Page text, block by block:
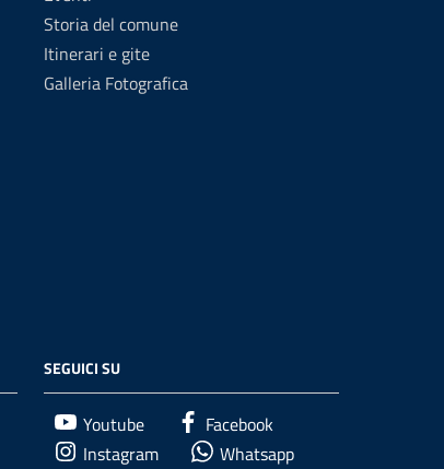
Storia del comune
Itinerari e gite
Galleria Fotografica
SEGUICI SU
Youtube
Facebook
Instagram
Whatsapp